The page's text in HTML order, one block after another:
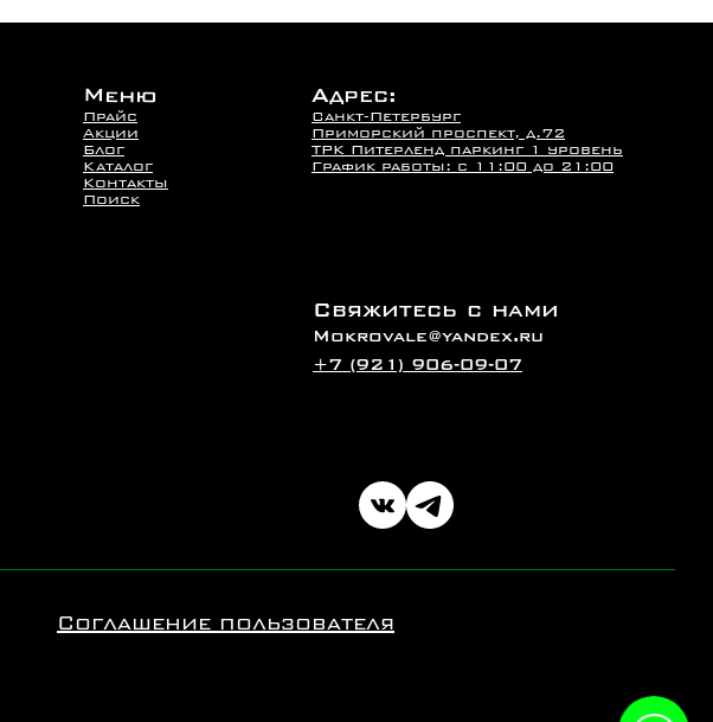
Свяжитесь с нами
Mokrovale@yandex.ru
+7 (921) 906-09-07
Соглашение пользователя
Меню
Прайс
Акции
Блог
Каталог
Контакты
Поиск
Адрес:
Санкт-Петербург
Приморский проспект, д.72
ТРК Питерленд паркинг 1 уровень
График работы: с 11:00 до 21:00